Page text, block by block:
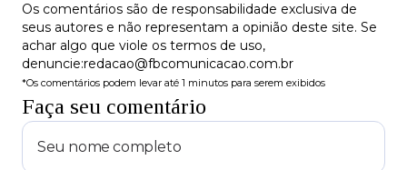
Os comentários são de responsabilidade exclusiva de
seus autores e não representam a opinião deste site. Se
achar algo que viole os termos de uso,
denuncie:redacao@fbcomunicacao.com.br
*Os comentários podem levar até 1 minutos para serem exibidos
Faça seu comentário